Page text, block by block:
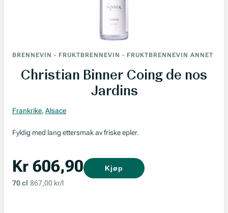
BRENNEVIN - FRUKTBRENNEVIN - FRUKTBRENNEVIN ANNET
Christian Binner Coing de nos
Jardins
Frankrike, Alsace
Fyldig med lang ettersmak av friske epler.
Kr 606,90
70 cl 867,00 kr/l
Kjøp